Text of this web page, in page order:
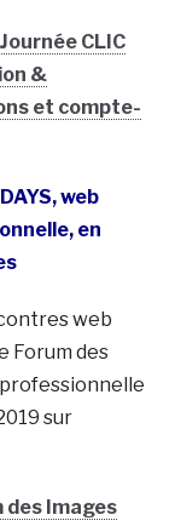
CLIC
&
et compte-
web
en
web
Forum des
sur
des Images